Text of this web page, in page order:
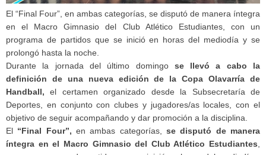
El “Final Four”, en ambas categorías, se disputó de manera íntegra
en el Macro Gimnasio del Club Atlético Estudiantes, con un
programa de partidos que se inició en horas del mediodía y se
prolongó hasta la noche.
Durante la jornada del último domingose llevó a cabo la
definición de una nueva edición de la Copa Olavarría de
Handball, el certamen organizado desde la Subsecretaría de
Deportes, en conjunto con clubes y jugadores/as locales, con el
objetivo de seguir acompañando y dar promoción a la disciplina.
El “Final Four”, en ambas categorías,se disputó de manera
íntegra en el Macro Gimnasio del Club Atlético Estudiantes